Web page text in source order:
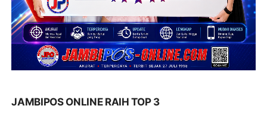
JAMBIPOS ONLINE RAIH TOP 3